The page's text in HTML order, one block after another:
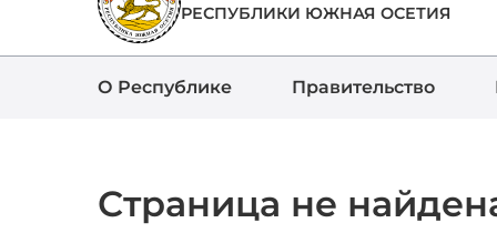
РЕСПУБЛИКИ ЮЖНАЯ ОСЕТИЯ
О Республике Правительство
Страница не